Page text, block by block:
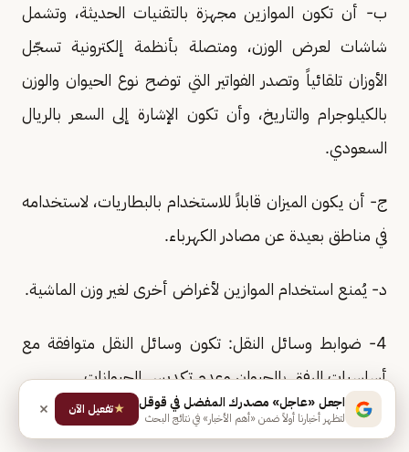
ب- أن تكون الموازين مجهزة بالتقنيات الحديثة، وتشمل
شاشات لعرض الوزن، ومتصلة بأنظمة إلكترونية تسجّل
الأوزان تلقائياً وتصدر الفواتير التي توضح نوع الحيوان والوزن
بالكيلوجرام والتاريخ، وأن تكون الإشارة إلى السعر بالريال
السعودي.
ج- أن يكون الميزان قابلاً للاستخدام بالبطاريات، لاستخدامه
في مناطق بعيدة عن مصادر الكهرباء.
د- يُمنع استخدام الموازين لأغراض أخرى لغير وزن الماشية.
4- ضوابط وسائل النقل: تكون وسائل النقل متوافقة مع
أساسيات الرفق بالحيوان وعدم تكديس الحيوانات.
المادة التاسعة:
اجعل «عاجل» مصدرك المفضل في قوقل
لتظهر أخبارنا أولاً ضمن «أهم الأخبار» في نتائج البحث
★تفعيل الآن